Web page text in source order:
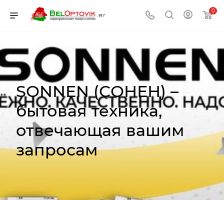
0
SONNEN (СОНЕН) –
бытовая техника,
отвечающая вашим
запросам